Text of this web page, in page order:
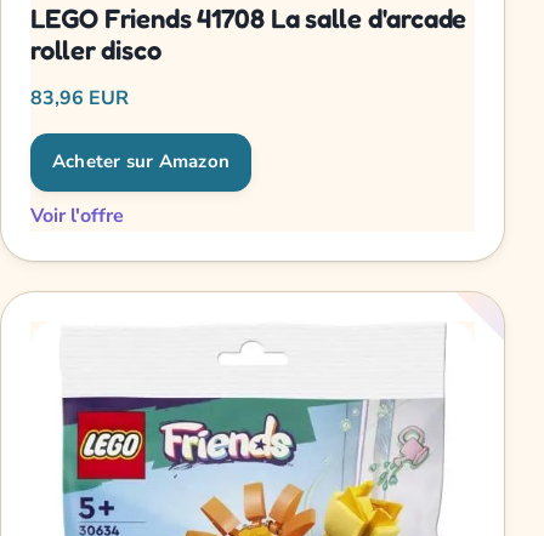
LEGO Friends 41708 La salle d'arcade
roller disco
83,96 EUR
Acheter sur Amazon
Voir l'offre